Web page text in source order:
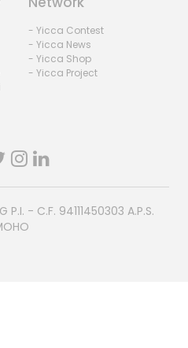
- Yicca Contest
- Yicca News
- Yicca Shop
- Yicca Project
P.I. - C.F. 94111450303 A.P.S.